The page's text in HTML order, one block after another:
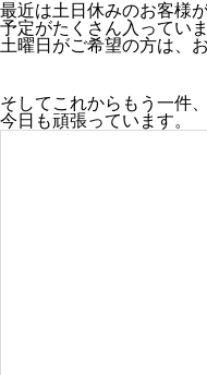
最近は土日休みのお客様
予定がたくさん入っていま
土曜日がご希望の方は、
そしてこれからもう一件
今日も頑張っています。